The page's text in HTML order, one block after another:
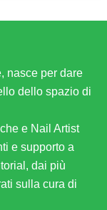
nasce per dare
dello spazio di
e Nail Artist
e supporto a
dai più
sulla cura di